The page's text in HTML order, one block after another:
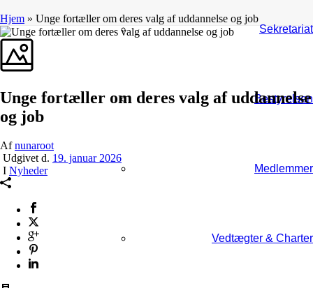
Sekretariat
Bestyrelsen
Medlemmer
Vedtægter & Charter
Hjem » Unge fortæller om deres valg af uddannelse og job
Unge fortæller om deres valg af uddannelse
og job
Afnunaroot
Udgivet d. 19. januar 2026
I Nyheder